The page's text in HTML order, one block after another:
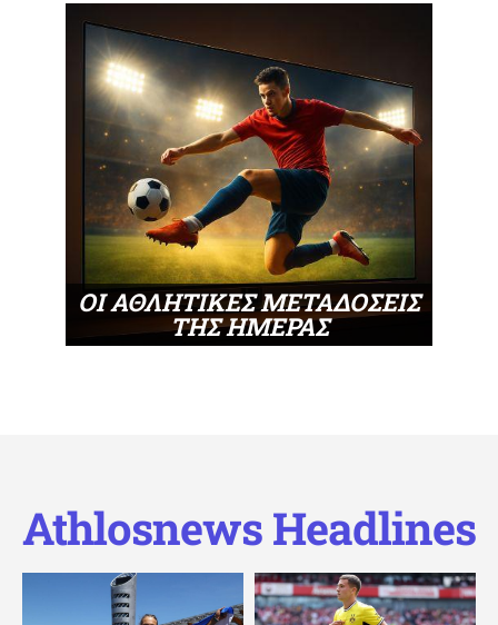
ΟΙ ΑΘΛΗΤΙΚΕΣ ΜΕΤΑΔΟΣΕΙΣ
ΤΗΣ ΗΜΕΡΑΣ
Athlosnews Headlines